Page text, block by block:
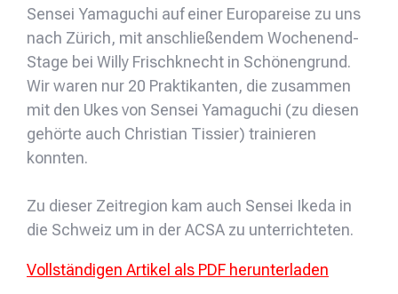
Sensei Yamaguchi auf einer Europareise zu uns
nach Zürich, mit anschließendem Wochenend-
Stage bei Willy Frischknecht in Schönengrund.
Wir waren nur 20 Praktikanten, die zusammen
mit den Ukes von Sensei Yamaguchi (zu diesen
gehörte auch Christian Tissier) trainieren
konnten.
Zu dieser Zeitregion kam auch Sensei Ikeda in
die Schweiz um in der ACSA zu unterrichteten.
Vollständigen Artikel als PDF herunterladen